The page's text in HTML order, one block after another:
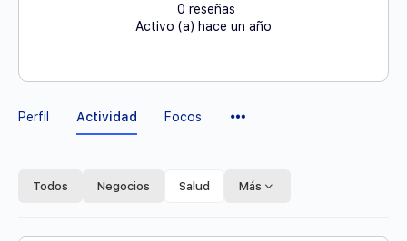
0 reseñas
Activo (a) hace un año
Perfil Actividad Focos
Todos Negocios Salud Más